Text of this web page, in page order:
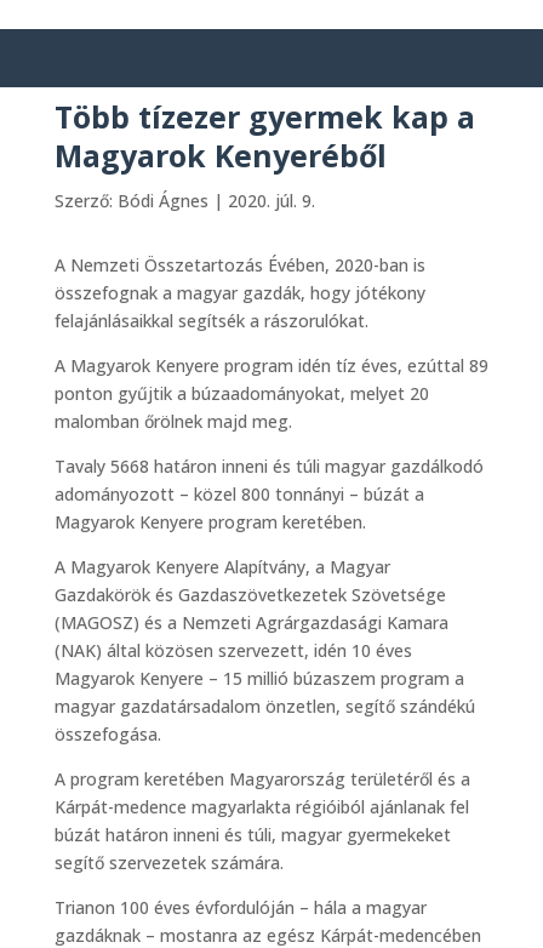
Több tízezer gyermek kap a
Magyarok Kenyeréből
Szerző: Bódi Ágnes | 2020. júl. 9.
A Nemzeti Összetartozás Évében, 2020-ban is
összefognak a magyar gazdák, hogy jótékony
felajánlásaikkal segítsék a rászorulókat.
A Magyarok Kenyere program idén tíz éves, ezúttal 89
ponton gyűjtik a búzaadományokat, melyet 20
malomban őrölnek majd meg.
Tavaly 5668 határon inneni és túli magyar gazdálkodó
adományozott – közel 800 tonnányi – búzát a
Magyarok Kenyere program keretében.
A Magyarok Kenyere Alapítvány, a Magyar
Gazdakörök és Gazdaszövetkezetek Szövetsége
(MAGOSZ) és a Nemzeti Agrárgazdasági Kamara
(NAK) által közösen szervezett, idén 10 éves
Magyarok Kenyere – 15 millió búzaszem program a
magyar gazdatársadalom önzetlen, segítő szándékú
összefogása.
A program keretében Magyarország területéről és a
Kárpát-medence magyarlakta régióiból ajánlanak fel
búzát határon inneni és túli, magyar gyermekeket
segítő szervezetek számára.
Trianon 100 éves évfordulóján – hála a magyar
gazdáknak – mostanra az egész Kárpát-medencében